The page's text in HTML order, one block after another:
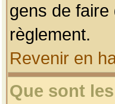
gens de faire
règlement.
Revenir en
Que sont